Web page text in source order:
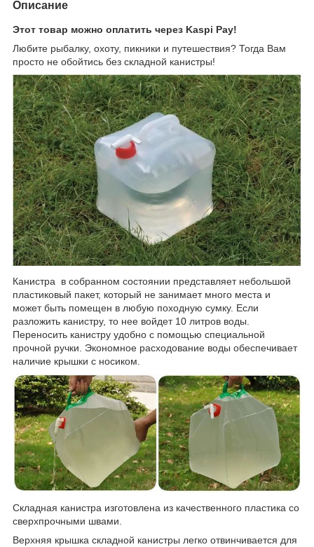
Описание
Этот товар можно оплатить через Kaspi Pay!
Любите рыбалку, охоту, пикники и путешествия? Тогда Вам
просто не обойтись без складной канистры!
Канистра в собранном состоянии представляет небольшой
пластиковый пакет, который не занимает много места и
может быть помещен в любую походную сумку. Если
разложить канистру, то нее войдет 10 литров воды.
Переносить канистру удобно с помощью специальной
прочной ручки. Экономное расходование воды обеспечивает
наличие крышки с носиком.
Складная канистра изготовлена из качественного пластика со
сверхпрочными швами.
Верхняя крышка складной канистры легко отвинчивается для